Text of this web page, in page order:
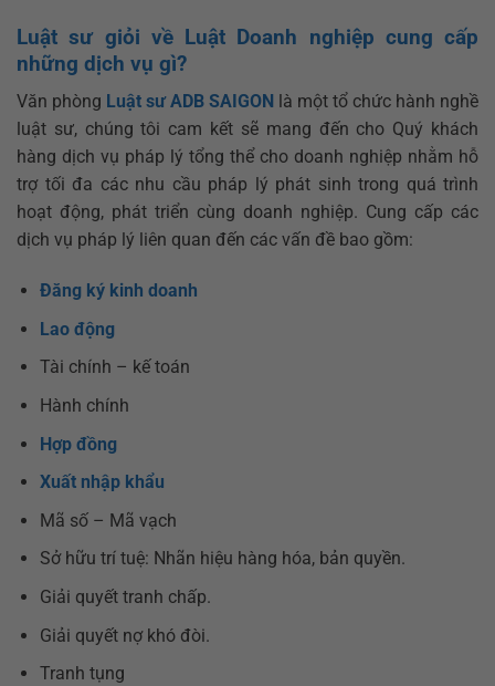
Luật sư giỏi về Luật Doanh nghiệp cung cấp
những dịch vụ gì?
Văn phòng Luật sư ADB SAIGON
là một tổ chức hành nghề
luật sư, chúng tôi cam kết sẽ mang đến cho Quý khách
hàng dịch vụ pháp lý tổng thể cho doanh nghiệp nhằm hỗ
trợ tối đa các nhu cầu pháp lý phát sinh trong quá trình
hoạt động, phát triển cùng doanh nghiệp. Cung cấp các
dịch vụ pháp lý liên quan đến các vấn đề bao gồm:
Đăng ký kinh doanh
Lao động
Tài chính – kế toán
Hành chính
Hợp đồng
Xuất nhập khẩu
Mã số – Mã vạch
Sở hữu trí tuệ: Nhãn hiệu hàng hóa, bản quyền.
Giải quyết tranh chấp.
Giải quyết nợ khó đòi.
Tranh tụng